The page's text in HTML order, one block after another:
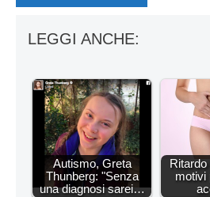
LEGGI ANCHE:
Autismo, Greta
Thunberg: "Senza
una diagnosi sarei…
motivi